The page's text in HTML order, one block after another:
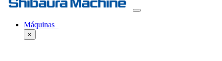
Máquinas
×